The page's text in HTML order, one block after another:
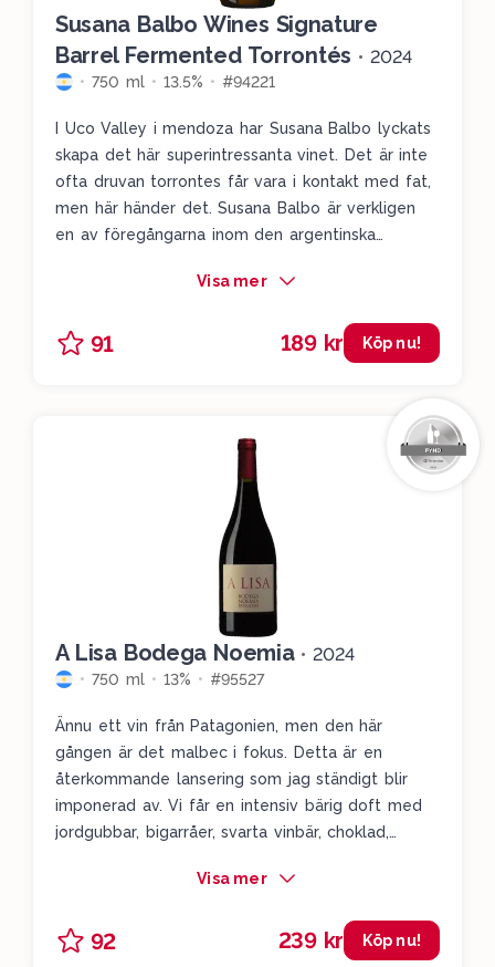
Susana Balbo Wines Signature
Barrel Fermented Torrontés • 2024
750 ml 13.5% #94221
I Uco Valley i mendoza har Susana Balbo lyckats
skapa det här superintressanta vinet. Det är inte
ofta druvan torrontes får vara i kontakt med fat,
men här händer det. Susana Balbo är verkligen
en av föregångarna inom den argentinska
blommigt vin med fläder, vit persika, aprikos, lime,
men de finns där i bakgrunden. Medelfylligt med
en frisk blommig ton som alltså ackompanjeras
Visa mer
91 189 kr Köp nu!
A Lisa Bodega Noemia • 2024
750 ml 13% #95527
Ännu ett vin från Patagonien, men den här
gången är det malbec i fokus. Detta är en
återkommande lansering som jag ständigt blir
imponerad av. Vi får en intensiv bärig doft med
jordgubbar, bigarråer, svarta vinbär, choklad,
medelhög syra, bra koncentration och rejält med
det här vinet som lockar mig, och allt avslutas
Visa mer
92 239 kr Köp nu!